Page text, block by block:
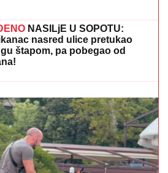
ĐUSKA ISPRED BINE
koncertu, u miniću
u publici i ova poznata